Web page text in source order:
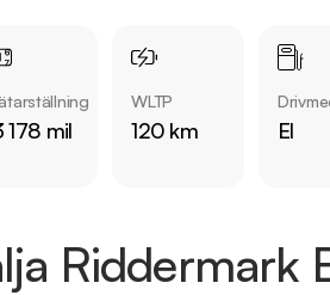
178 mil
WLTP
120 km El
Riddermark